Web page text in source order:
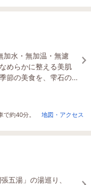
水・無加温・無濾
めらかに整える美肌
節の美食を、雫石の
約40分。 地図・アクセス
五湯」の湯巡り、